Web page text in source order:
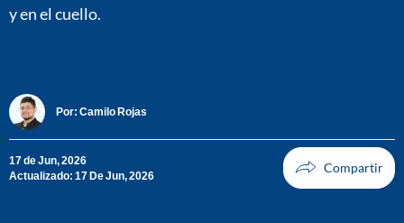
y en el cuello.
Por: Camilo Rojas
17 de Jun, 2026
Actualizado: 17 De Jun, 2026